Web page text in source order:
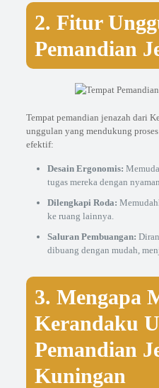
2. Fitur
Pemandian
Tempat pemandian jenazah dari
unggulan yang mendukung
efektif:
Desain Ergonomis:
tugas mereka dengan
Dilengkapi Roda:
ke ruang lainnya.
Saluran Pembuangan:
dibuang dengan mudah,
3. Mengapa
Kerandaku
Pemandian
Kuningan